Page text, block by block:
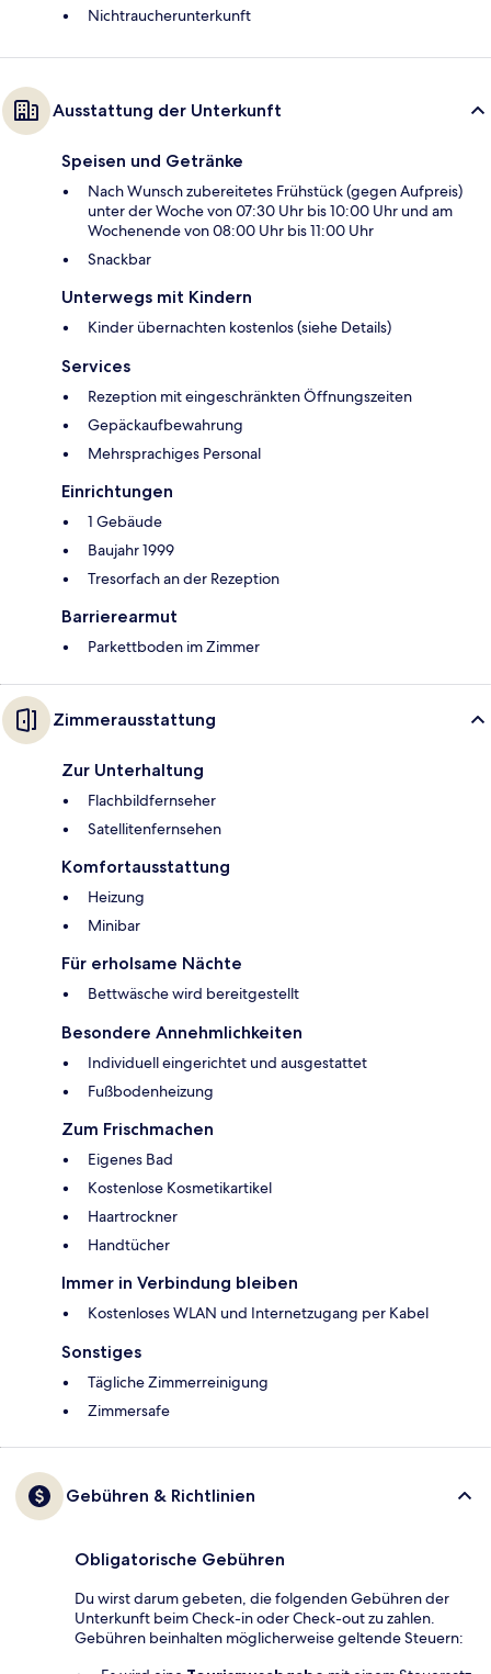
Nichtraucherunterkunft
Ausstattung der Unterkunft
Speisen und Getränke
Nach Wunsch zubereitetes Frühstück (gegen Aufpreis)
unter der Woche von 07:30 Uhr bis 10:00 Uhr und am
Wochenende von 08:00 Uhr bis 11:00 Uhr
Snackbar
Unterwegs mit Kindern
Kinder übernachten kostenlos (siehe Details)
Services
Rezeption mit eingeschränkten Öffnungszeiten
Gepäckaufbewahrung
Mehrsprachiges Personal
Einrichtungen
1 Gebäude
Baujahr 1999
Tresorfach an der Rezeption
Barrierearmut
Parkettboden im Zimmer
Zimmerausstattung
Zur Unterhaltung
Flachbildfernseher
Satellitenfernsehen
Komfortausstattung
Heizung
Minibar
Für erholsame Nächte
Bettwäsche wird bereitgestellt
Besondere Annehmlichkeiten
Individuell eingerichtet und ausgestattet
Fußbodenheizung
Zum Frischmachen
Eigenes Bad
Kostenlose Kosmetikartikel
Haartrockner
Handtücher
Immer in Verbindung bleiben
Kostenloses WLAN und Internetzugang per Kabel
Sonstiges
Tägliche Zimmerreinigung
Zimmersafe
Gebühren & Richtlinien
Obligatorische Gebühren
Du wirst darum gebeten, die folgenden Gebühren der
Unterkunft beim Check-in oder Check-out zu zahlen.
Gebühren beinhalten möglicherweise geltende Steuern: